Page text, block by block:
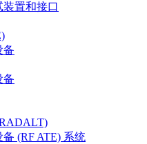
置和接口
备
备
(RF ATE) 系统